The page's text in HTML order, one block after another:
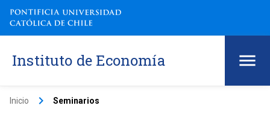
Instituto de Economía
Inicio keyboard_arrow_right Seminarios